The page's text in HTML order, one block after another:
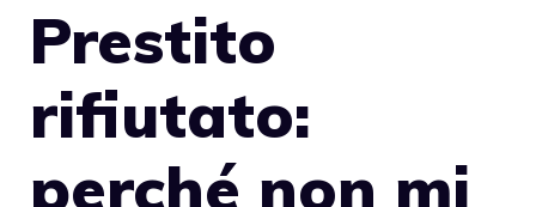
Prestito
rifiutato:
perché non mi